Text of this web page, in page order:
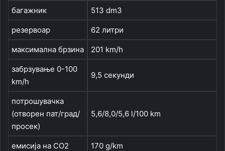
багажник 513 dm3
резервоар 62 литри
максимална брзина 201 km/h
забрзување 0-100
km/h
9,5 секунди
потрошувачка
(отворен пат/град/
просек)
5,6/8,0/5,6 l/100 km
емисија на CO2 170 g/km